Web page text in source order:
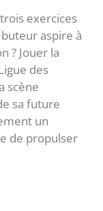
exercices
aspire à
? Jouer la
des
scène
sa future
un
de propulser